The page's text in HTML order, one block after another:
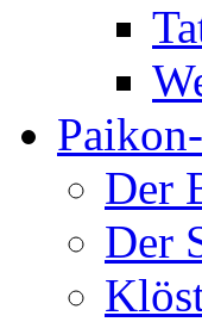
Der
Der